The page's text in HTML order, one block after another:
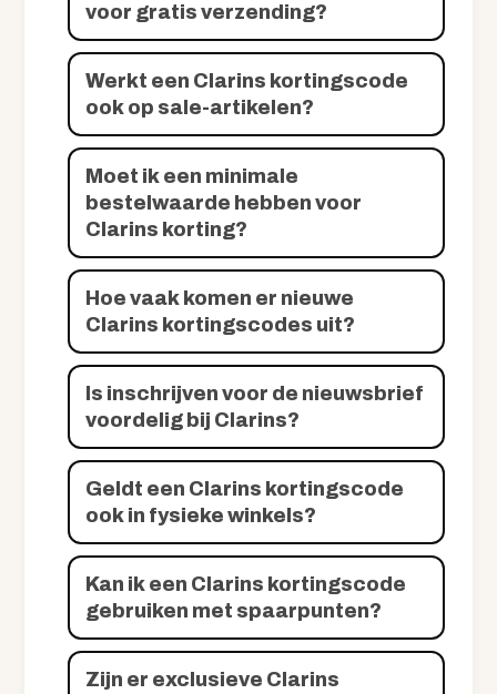
voor gratis verzending?
Werkt een Clarins kortingscode
ook op sale-artikelen?
Moet ik een minimale
bestelwaarde hebben voor
Clarins korting?
Hoe vaak komen er nieuwe
Clarins kortingscodes uit?
Is inschrijven voor de nieuwsbrief
voordelig bij Clarins?
Geldt een Clarins kortingscode
ook in fysieke winkels?
Kan ik een Clarins kortingscode
gebruiken met spaarpunten?
Zijn er exclusieve Clarins